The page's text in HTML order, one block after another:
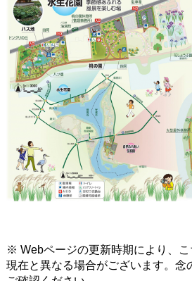
※ Webページの更新時期により、
現在と異なる場合がございます。念